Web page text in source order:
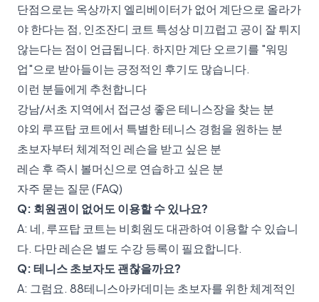
단점으로는 옥상까지 엘리베이터가 없어 계단으로 올라가
야 한다는 점, 인조잔디 코트 특성상 미끄럽고 공이 잘 튀지
않는다는 점이 언급됩니다. 하지만 계단 오르기를 "워밍
업"으로 받아들이는 긍정적인 후기도 많습니다.
이런 분들에게 추천합니다
강남/서초 지역에서 접근성 좋은 테니스장을 찾는 분
야외 루프탑 코트에서 특별한 테니스 경험을 원하는 분
초보자부터 체계적인 레슨을 받고 싶은 분
레슨 후 즉시 볼머신으로 연습하고 싶은 분
자주 묻는 질문 (FAQ)
Q: 회원권이 없어도 이용할 수 있나요?
A: 네, 루프탑 코트는 비회원도 대관하여 이용할 수 있습니
다. 다만 레슨은 별도 수강 등록이 필요합니다.
Q: 테니스 초보자도 괜찮을까요?
A: 그럼요. 88테니스아카데미는 초보자를 위한 체계적인